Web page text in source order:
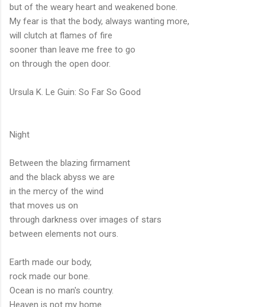
but of the weary heart and weakened bone.
My fear is that the body, always wanting more,
will clutch at flames of fire
sooner than leave me free to go
on through the open door.
Ursula K. Le Guin: So Far So Good
Night
Between the blazing firmament
and the black abyss we are
in the mercy of the wind
that moves us on
through darkness over images of stars
between elements not ours.
Earth made our body,
rock made our bone.
Ocean is no man's country.
Heaven is not my home.